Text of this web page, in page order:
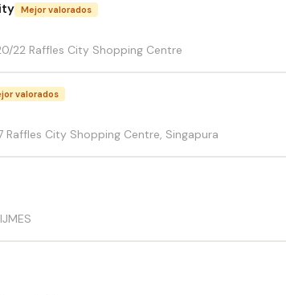
Mejor valorados
22 Raffles City Shopping Centre
valorados
Raffles City Shopping Centre, Singapura